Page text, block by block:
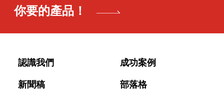
你要的產品！
認識我們
成功案例
新聞稿
部落格